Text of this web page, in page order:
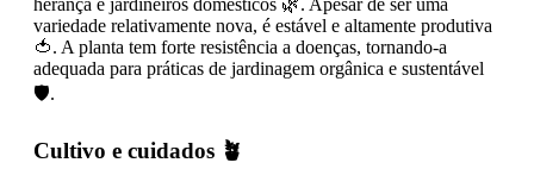
herança e jardineiros domésticos 🌿. Apesar de ser uma
variedade relativamente nova, é estável e altamente produtiva
🍅. A planta tem forte resistência a doenças, tornando-a
adequada para práticas de jardinagem orgânica e sustentável
🛡️.
Cultivo e cuidados 🪴